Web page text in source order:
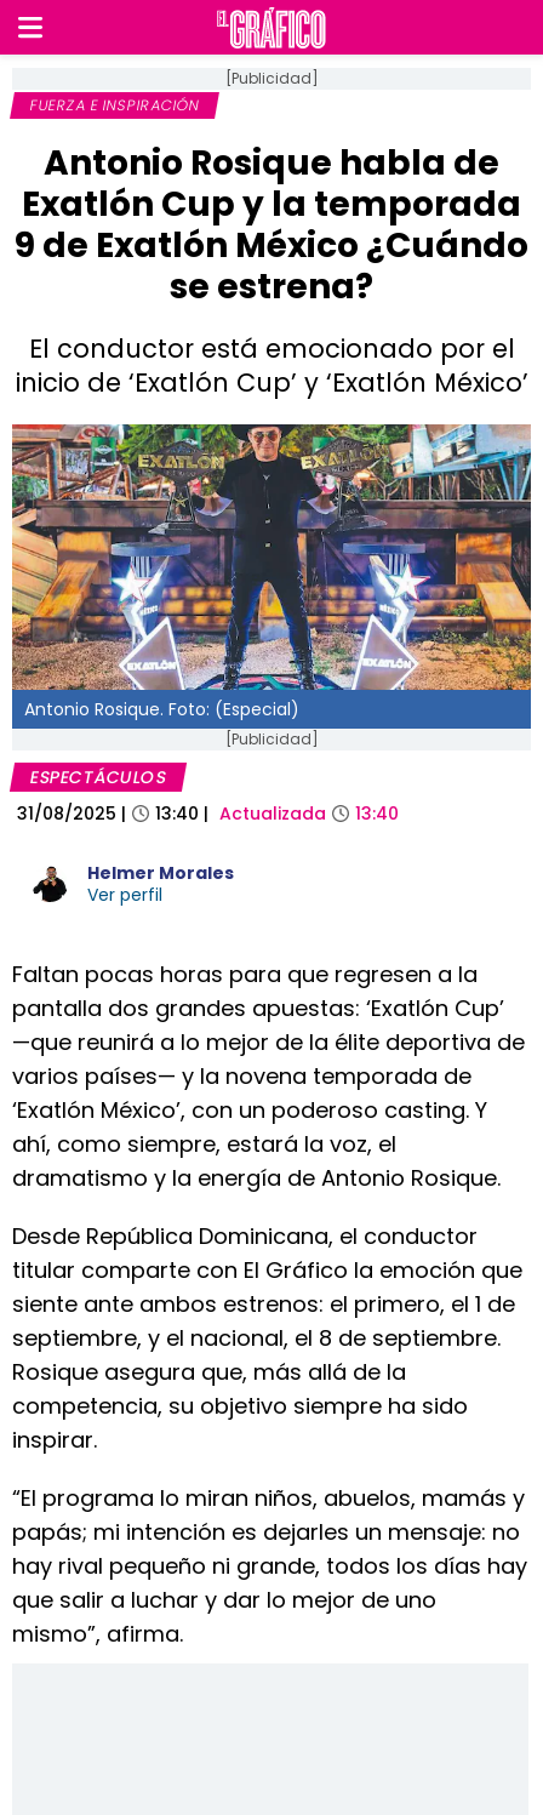
[Publicidad]
FUERZA E INSPIRACIÓN
Antonio Rosique habla de
Exatlón Cup y la temporada
9 de Exatlón México ¿Cuándo
se estrena?
El conductor está emocionado por el
inicio de ‘Exatlón Cup’ y ‘Exatlón México’
Antonio Rosique. Foto: (Especial)
[Publicidad]
ESPECTÁCULOS
31/08/2025 | 13:40 | Actualizada 13:40
Helmer Morales
Ver perfil
Faltan pocas horas para que regresen a la
pantalla dos grandes apuestas: ‘Exatlón Cup’
—que reunirá a lo mejor de la élite deportiva de
varios países— y la novena temporada de
‘Exatlón México’, con un poderoso casting. Y
ahí, como siempre, estará la voz, el
dramatismo y la energía de Antonio Rosique.
Desde República Dominicana, el conductor
titular comparte con El Gráfico la emoción que
siente ante ambos estrenos: el primero, el 1 de
septiembre, y el nacional, el 8 de septiembre.
Rosique asegura que, más allá de la
competencia, su objetivo siempre ha sido
inspirar.
“El programa lo miran niños, abuelos, mamás y
papás; mi intención es dejarles un mensaje: no
hay rival pequeño ni grande, todos los días hay
que salir a luchar y dar lo mejor de uno
mismo”, afirma.